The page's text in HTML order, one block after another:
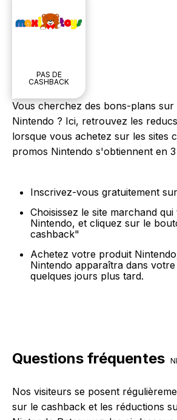
PAS DE
CASHBACK
Vous cherchez des bons-plans sur
Nintendo ? Ici, retrouvez les
lorsque vous achetez sur les sites
promos Nintendo s'obtiennent en 3
Inscrivez-vous gratuitement
Choisissez le site marchand
Nintendo, et cliquez sur le
cashback"
Achetez votre produit
Nintendo apparaîtra dans
quelques jours plus tard.
Questions fréquentes
Nos visiteurs se posent
sur le cashback et les réductions